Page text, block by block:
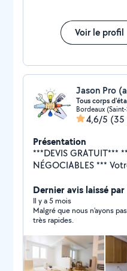
Voir le profil
Tous corps
Bordeaux
4,6/5 (35
Présentation
***DEVIS GRATUIT***
NÉGOCIABLES ***
rénovation,
fenetre, baies vitrées,
évacuation (camion,
nacelles,
installation de salles
d'eau, cumulus, wc
et de murs, dalle,
Dernier avis laissé
Il y a 5 mois
Malgré que nous n'ayons
très rapides.